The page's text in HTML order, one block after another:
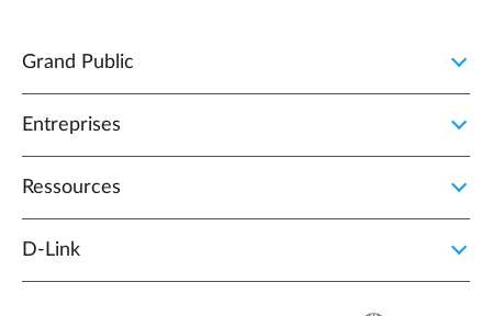
Grand Public
Entreprises
Ressources
D‑Link